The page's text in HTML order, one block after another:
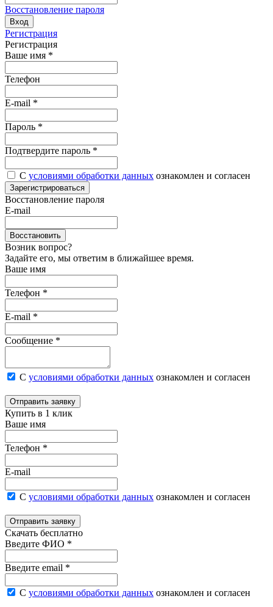
Восстановление пароля
Вход
Регистрация
Регистрация
Ваше имя *
Телефон
E-mail *
Пароль *
Подтвердите пароль *
С условиями обработки данных ознакомлен и согласен
Зарегистрироваться
Восстановление пароля
E-mail
Восстановить
Возник вопрос?
Задайте его, мы ответим в ближайшее время.
Ваше имя
Телефон *
E-mail *
Сообщение *
С условиями обработки данных ознакомлен и согласен
Отправить заявку
Купить в 1 клик
Ваше имя
Телефон *
E-mail
С условиями обработки данных ознакомлен и согласен
Отправить заявку
Скачать бесплатно
Введите ФИО *
Введите email *
С условиями обработки данных ознакомлен и согласен